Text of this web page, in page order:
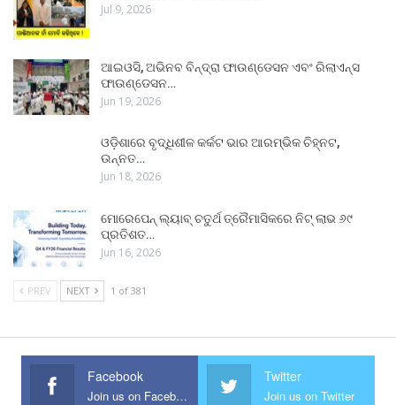
Jul 9, 2026
ଆଇଓସି, ଅଭିନବ ବିନ୍ଦ୍ରା ଫାଉଣ୍ଡେସନ ଏବଂ ରିଲାଏନ୍ସ
ଫାଉଣ୍ଡେସନ…
Jun 19, 2026
ଓଡ଼ିଶାରେ ବୃଦ୍ଧିଶୀଳ କର୍କଟ ଭାର ଆରମ୍ଭିକ ଚିହ୍ନଟ,
ଉନ୍ନତ…
Jun 18, 2026
ମୋରେପେନ୍ ଲ୍ୟାବ୍ ଚତୁର୍ଥ ତ୍ରୈମାସିକରେ ନିଟ୍ ଲାଭ ୬୯
ପ୍ରତିଶତ…
Jun 16, 2026
PREV NEXT 1 of 381
Facebook
Join us on Facebook
Twitter
Join us on Twitter